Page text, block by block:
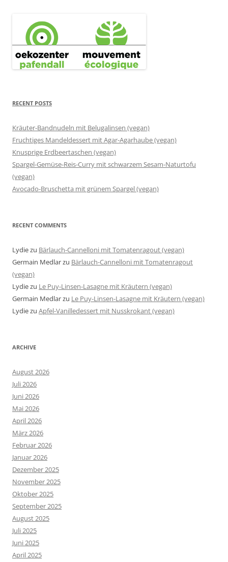
RECENT POSTS
Kräuter-Bandnudeln mit Belugalinsen (vegan)
Fruchtiges Mandeldessert mit Agar-Agarhaube (vegan)
Knusprige Erdbeertaschen (vegan)
Spargel-Gemüse-Reis-Curry mit schwarzem Sesam-Naturtofu
(vegan)
Avocado-Bruschetta mit grünem Spargel (vegan)
RECENT COMMENTS
Lydiezu Bärlauch-Cannelloni mit Tomatenragout (vegan)
Germain Medlarzu Bärlauch-Cannelloni mit Tomatenragout
(vegan)
Lydiezu Le Puy-Linsen-Lasagne mit Kräutern (vegan)
Germain Medlarzu Le Puy-Linsen-Lasagne mit Kräutern (vegan)
Lydiezu Apfel-Vanilledessert mit Nusskrokant (vegan)
ARCHIVE
August 2026
Juli 2026
Juni 2026
Mai 2026
April 2026
März 2026
Februar 2026
Januar 2026
Dezember 2025
November 2025
Oktober 2025
September 2025
August 2025
Juli 2025
Juni 2025
April 2025